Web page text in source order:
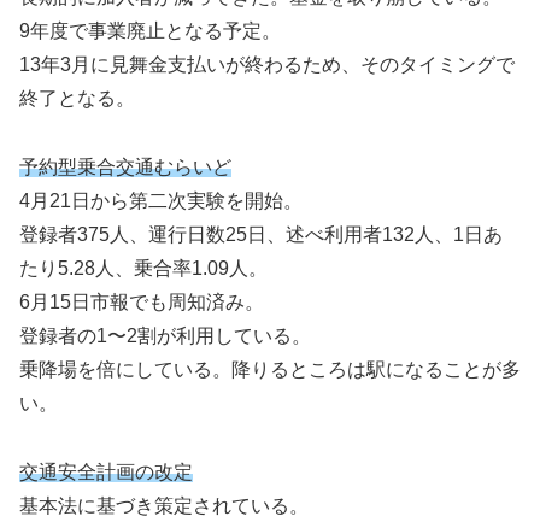
9年度で事業廃止となる予定。
13年3月に見舞金支払いが終わるため、そのタイミングで
終了となる。
予約型乗合交通むらいど
4月21日から第二次実験を開始。
登録者375人、運行日数25日、述べ利用者132人、1日あ
たり5.28人、乗合率1.09人。
6月15日市報でも周知済み。
登録者の1〜2割が利用している。
乗降場を倍にしている。降りるところは駅になることが多
い。
交通安全計画の改定
基本法に基づき策定されている。